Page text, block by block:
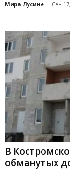
Мира Лусине - Сен
В
обманутых